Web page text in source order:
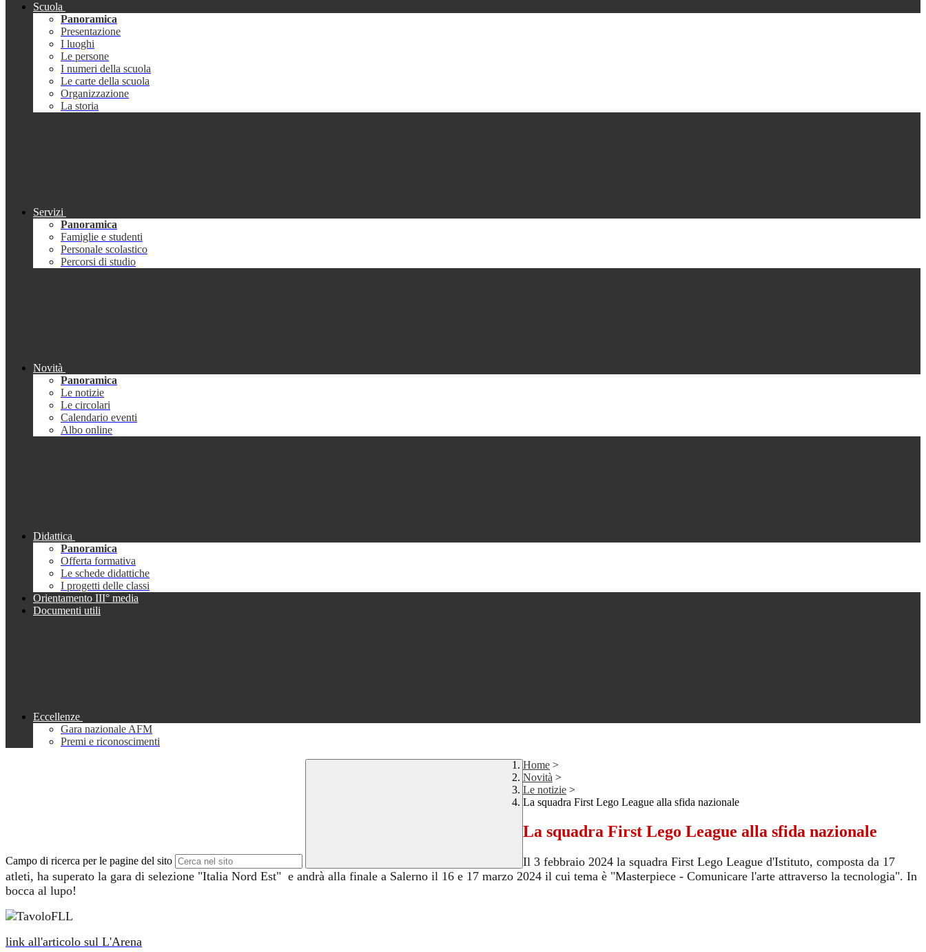
Scuola
Panoramica
Presentazione
I luoghi
Le persone
I numeri della scuola
Le carte della scuola
Organizzazione
La storia
Servizi
Panoramica
Famiglie e studenti
Personale scolastico
Percorsi di studio
Novità
Panoramica
Le notizie
Le circolari
Calendario eventi
Albo online
Didattica
Panoramica
Offerta formativa
Le schede didattiche
I progetti delle classi
Orientamento III° media
Documenti utili
Eccellenze
Gara nazionale AFM
Premi e riconoscimenti
Campo di ricerca per le pagine del sito
Home >
Novità >
Le notizie >
La squadra First Lego League alla sfida nazionale
La squadra First Lego League alla sfida nazionale
Il 3 febbraio 2024 la squadra First Lego League d'Istituto, composta da 17
atleti, ha superato la gara di selezione "Italia Nord Est" e andrà alla finale a Salerno il 16 e 17 marzo 2024 il cui tema è "Masterpiece - Comunicare l'arte attraverso la tecnologia". In
bocca al lupo!
link all'articolo sul L'Arena